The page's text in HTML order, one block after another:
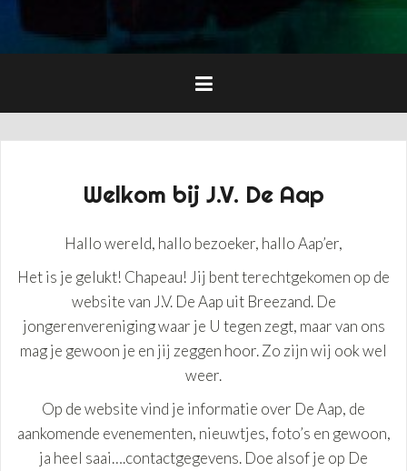
Welkom bij J.V. De Aap
Hallo wereld, hallo bezoeker, hallo Aap’er,
Het is je gelukt! Chapeau! Jij bent terechtgekomen op de
website van J.V. De Aap uit Breezand. De
jongerenvereniging waar je U tegen zegt, maar van ons
mag je gewoon je en jij zeggen hoor. Zo zijn wij ook wel
weer.
Op de website vind je informatie over De Aap, de
aankomende evenementen, nieuwtjes, foto’s en gewoon,
ja heel saai….contactgegevens. Doe alsof je op De